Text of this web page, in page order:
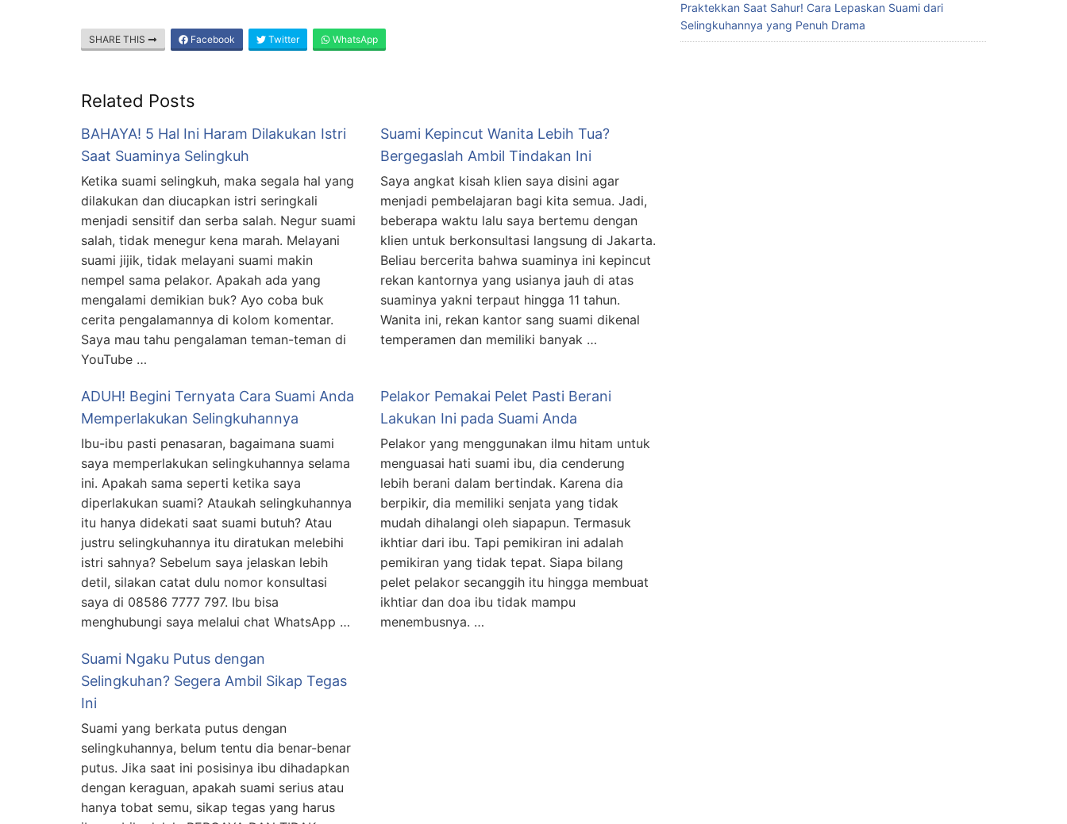
SHARE THIS Facebook Twitter WhatsApp
Related Posts
BAHAYA! 5 Hal Ini Haram Dilakukan Istri
Saat Suaminya Selingkuh
Ketika suami selingkuh, maka segala hal yang
dilakukan dan diucapkan istri seringkali
menjadi sensitif dan serba salah. Negur suami
salah, tidak menegur kena marah. Melayani
suami jijik, tidak melayani suami makin
nempel sama pelakor. Apakah ada yang
mengalami demikian buk? Ayo coba buk
cerita pengalamannya di kolom komentar.
Saya mau tahu pengalaman teman-teman di
YouTube …
Suami Kepincut Wanita Lebih Tua?
Bergegaslah Ambil Tindakan Ini
Saya angkat kisah klien saya disini agar
menjadi pembelajaran bagi kita semua. Jadi,
beberapa waktu lalu saya bertemu dengan
klien untuk berkonsultasi langsung di Jakarta.
Beliau bercerita bahwa suaminya ini kepincut
rekan kantornya yang usianya jauh di atas
suaminya yakni terpaut hingga 11 tahun.
Wanita ini, rekan kantor sang suami dikenal
temperamen dan memiliki banyak …
ADUH! Begini Ternyata Cara Suami Anda
Memperlakukan Selingkuhannya
Ibu-ibu pasti penasaran, bagaimana suami
saya memperlakukan selingkuhannya selama
ini. Apakah sama seperti ketika saya
diperlakukan suami? Ataukah selingkuhannya
itu hanya didekati saat suami butuh? Atau
justru selingkuhannya itu diratukan melebihi
istri sahnya? Sebelum saya jelaskan lebih
detil, silakan catat dulu nomor konsultasi
saya di 08586 7777 797. Ibu bisa
menghubungi saya melalui chat WhatsApp …
Pelakor Pemakai Pelet Pasti Berani
Lakukan Ini pada Suami Anda
Pelakor yang menggunakan ilmu hitam untuk
menguasai hati suami ibu, dia cenderung
lebih berani dalam bertindak. Karena dia
berpikir, dia memiliki senjata yang tidak
mudah dihalangi oleh siapapun. Termasuk
ikhtiar dari ibu. Tapi pemikiran ini adalah
pemikiran yang tidak tepat. Siapa bilang
pelet pelakor secanggih itu hingga membuat
ikhtiar dan doa ibu tidak mampu
menembusnya. …
Suami Ngaku Putus dengan
Selingkuhan? Segera Ambil Sikap Tegas
Ini
Suami yang berkata putus dengan
selingkuhannya, belum tentu dia benar-benar
putus. Jika saat ini posisinya ibu dihadapkan
dengan keraguan, apakah suami serius atau
hanya tobat semu, sikap tegas yang harus
Praktekkan Saat Sahur! Cara Lepaskan Suami dari
Selingkuhannya yang Penuh Drama